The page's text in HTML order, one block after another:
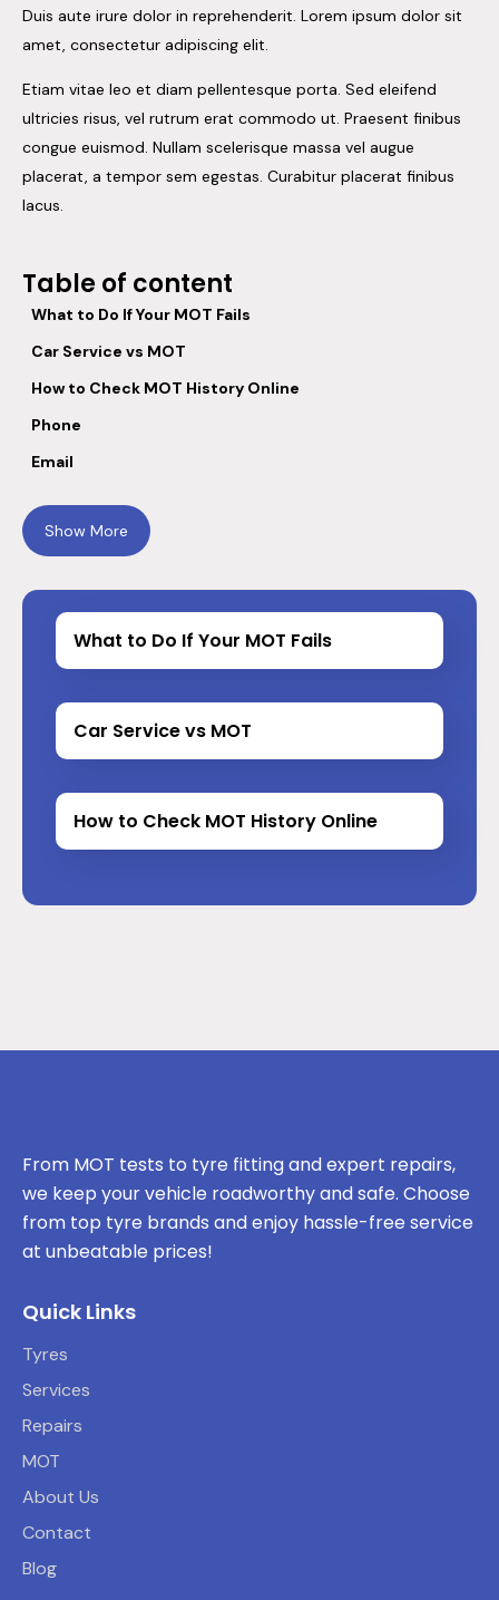
Duis aute irure dolor in reprehenderit. Lorem ipsum dolor sit
amet, consectetur adipiscing elit.
Etiam vitae leo et diam pellentesque porta. Sed eleifend
ultricies risus, vel rutrum erat commodo ut. Praesent finibus
congue euismod. Nullam scelerisque massa vel augue
placerat, a tempor sem egestas. Curabitur placerat finibus
lacus.
Table of content
What to Do If Your MOT Fails
Car Service vs MOT
How to Check MOT History Online
Phone
Email
Show More
What to Do If Your MOT Fails
Car Service vs MOT
How to Check MOT History Online
From MOT tests to tyre fitting and expert repairs,
we keep your vehicle roadworthy and safe. Choose
from top tyre brands and enjoy hassle-free service
at unbeatable prices!
Quick Links
Tyres
Services
Repairs
MOT
About Us
Contact
Blog